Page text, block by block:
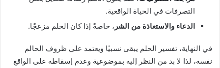
التصرفات في الحياة الواقعية.
الدعاء والاستعاذة من الشر ، خاصةً إذا كان الحلم مزعجًا.
في النهاية، تفسير الحلم يبقى نسبيًا ويعتمد على ظروف الحالم
نفسه، لذا لا بد من النظر إليه بموضوعية وعدم إسقاطه على الواقع